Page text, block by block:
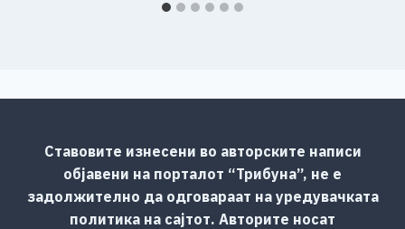
Ставовите изнесени во авторските написи
објавени на порталот “Трибуна”, не е
задолжително да одговараат на уредувачката
политика на сајтот. Авторите носат